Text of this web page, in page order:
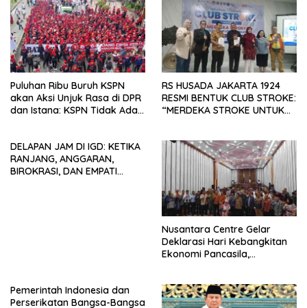
Puluhan Ribu Buruh KSPN
akan Aksi Unjuk Rasa di DPR
dan Istana: KSPN Tidak Ada
Siapapun
RS HUSADA JAKARTA 1924
RESMI BENTUK CLUB STROKE:
“MERDEKA STROKE UNTUK
DELAPAN JAM DI IGD: KETIKA
RANJANG, ANGGARAN,
BIROKRASI, DAN EMPATI
Nusantara Centre Gelar
Deklarasi Hari Kebangkitan
Ekonomi Pancasila,
Penjajahan (Pergolakan
Ekonomi Politik Indonesia) &
Pemerintah Indonesia dan
Perserikatan Bangsa-Bangsa